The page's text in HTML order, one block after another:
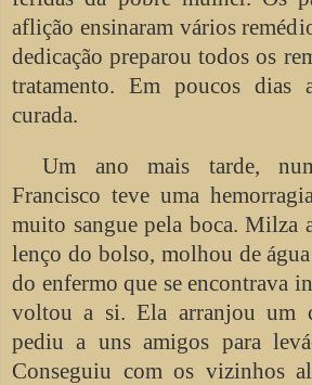
aflição ensinaram vários
dedicação preparou todos os
tratamento. Em poucos dias
curada.
Um ano mais tarde,
Francisco teve uma
muito sangue pela boca. Milza
lenço do bolso, molhou de
do enfermo que se encontrava
voltou a si. Ela arranjou um
pediu a uns amigos para
Conseguiu com os vizinhos